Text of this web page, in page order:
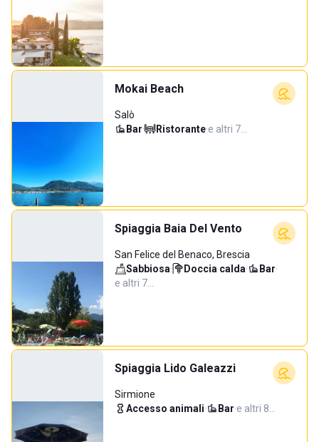
Mokai Beach
Salò
Bar· Ristorante·e altri 7…
Spiaggia Baia Del Vento
San Felice del Benaco, Brescia
Sabbiosa· Doccia calda· Bar·
e altri 7…
Spiaggia Lido Galeazzi
Sirmione
Accesso animali· Bar·e altri 8…